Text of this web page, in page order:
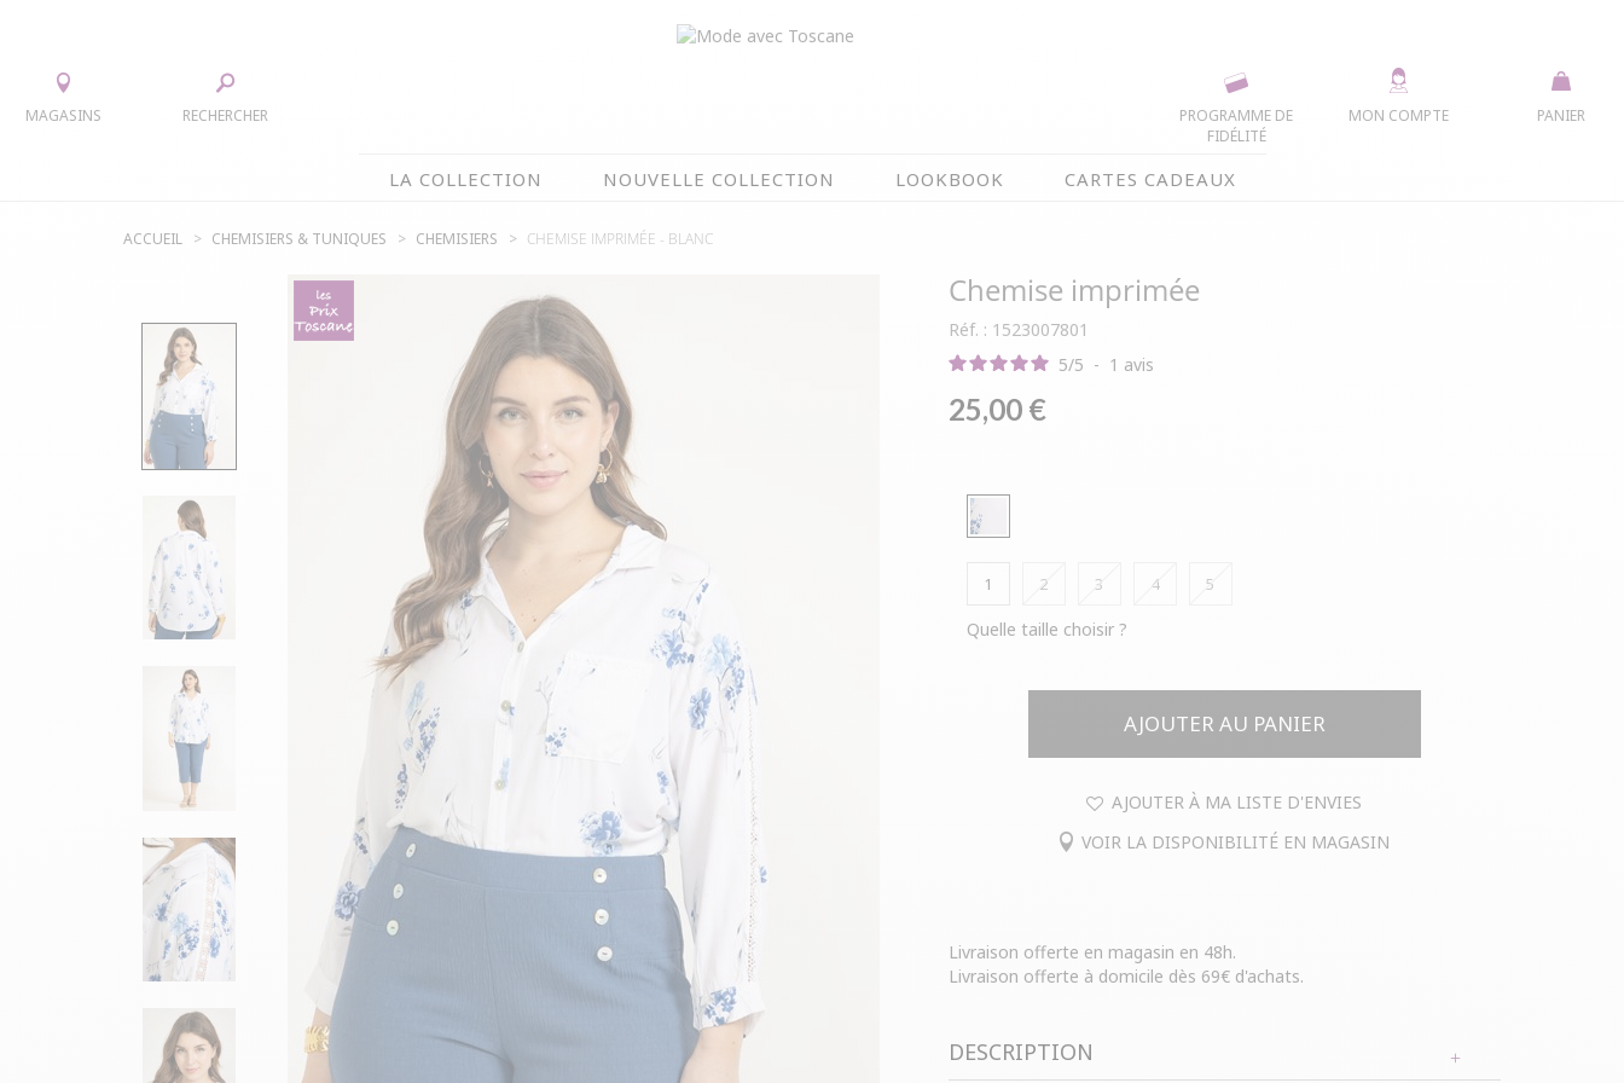
PANIER
MON COMPTE
PROGRAMME DE
FIDÉLITÉ
MAGASINS RECHERCHER
LA COLLECTION NOUVELLE COLLECTION LOOKBOOK CARTES CADEAUX
LA COLLECTION
CHEMISIERS & TUNIQUES
PULLS & CARDIGANS
VESTES
PANTALONS
ROBES
ACCESSOIRES
PARKAS & IMPERS
MANTEAUX
ÉTÉ EN FLEURS
NOUVELLE COLLECTION
MEILLEURES VENTES
LES PRIX TOSCANE
ACCUEIL CHEMISIERS & TUNIQUES CHEMISIERS CHEMISE IMPRIMÉE - BLANC
Chemise imprimée
Réf. : 1523007801
5/5 - 1 avis
25,00 €
1 2 3 4 5
Quelle taille choisir ?
AJOUTER AU PANIER
AJOUTER À MA LISTE D'ENVIES
VOIR LA DISPONIBILITÉ EN MAGASIN
Livraison offerte en magasin en 48h.
Livraison offerte à domicile dès 69€ d'achats.
DESCRIPTION